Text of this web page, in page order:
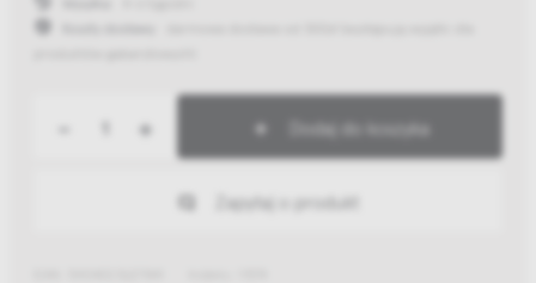
+ Dodaj do koszyka
Zapytaj o produkt